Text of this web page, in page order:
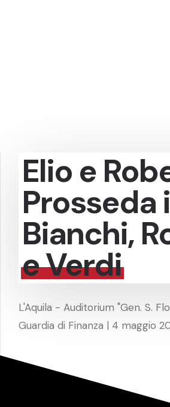
Elio e
Prosseda
Bianchi,
e Verdi
L'Aquila - Auditorium "Gen. S.
Guardia di Finanza | 4 maggio